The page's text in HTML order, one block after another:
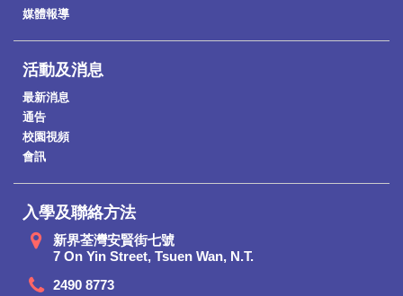
媒體報導
活動及消息
最新消息
通告
校園視頻
會訊
入學及聯絡方法
新界荃灣安賢街七號
7 On Yin Street, Tsuen Wan, N.T.
2490 8773